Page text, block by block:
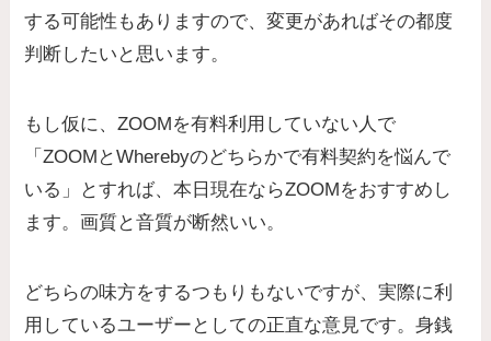
する可能性もありますので、変更があればその都度
判断したいと思います。
もし仮に、ZOOMを有料利用していない人で
「ZOOMとWherebyのどちらかで有料契約を悩んで
いる」とすれば、本日現在ならZOOMをおすすめし
ます。画質と音質が断然いい。
どちらの味方をするつもりもないですが、実際に利
用しているユーザーとしての正直な意見です。身銭